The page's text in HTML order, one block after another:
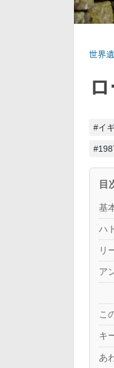
世界
#イ
目
基
ハ
リ
ア
こ
キ
あ